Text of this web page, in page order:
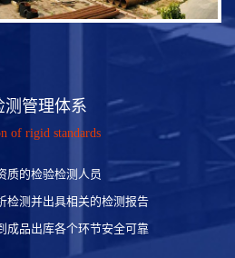
测管理体系
of rigid standards
质的检验检测人员
检测并出具相关的检测报告
成品出库各个环节安全可靠